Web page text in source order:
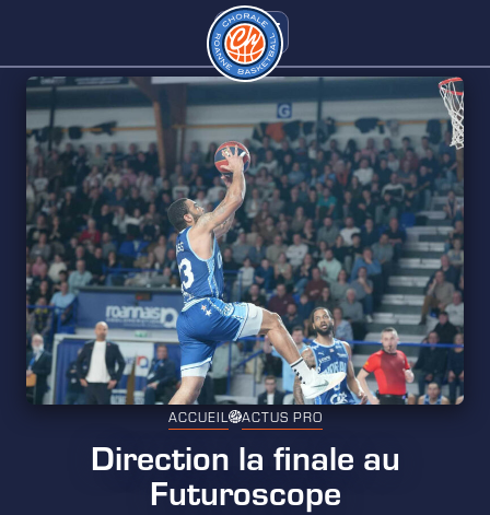
ACCUEIL ACTUS PRO
Direction la finale au
Futuroscope